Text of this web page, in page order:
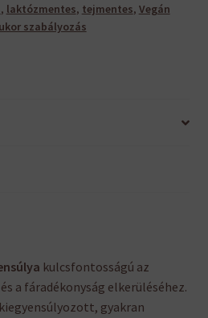
, laktózmentes, tejmentes, Vegán
szabályozás
kulcsfontosságú az
a fáradékonyság elkerüléséhez.
gyakran